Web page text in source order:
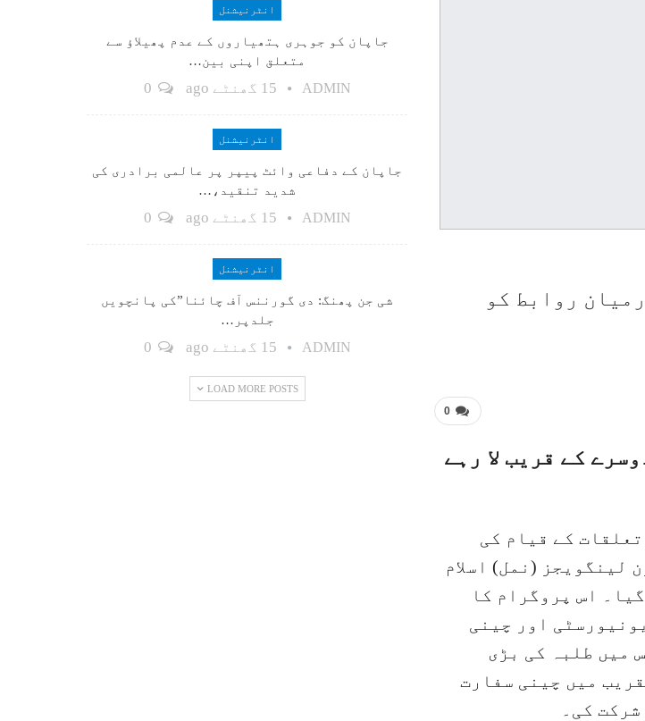
روابط کو
0
کے قریب لا رہے
کے قیام کی
لینگویجز (نمل) اسلام
اس پروگرام کا
اور چینی
میں طلبہ کی بڑی
میں چینی سفارت
کی۔
انٹرنیشنل
جاپان کو جوہری ہتھیاروں کے عدم پھیلاؤ سے
متعلق اپنی بین…
ADMIN 15 گھنٹے ago
انٹرنیشنل
جاپان کے دفاعی وائٹ پیپر پر عالمی برادری کی
شدید تنقید،…
ADMIN 15 گھنٹے ago
انٹرنیشنل
شی جن پھنگ: دی گورننس آف چائنا”کی پانچویں
جلدپر…
ADMIN 15 گھنٹے ago
LOAD MORE POSTS